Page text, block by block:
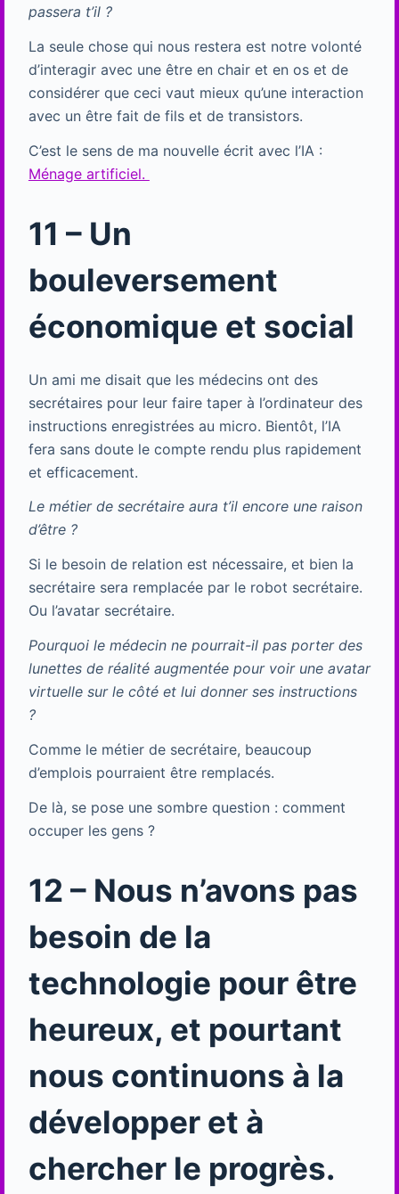
passera t’il ?
La seule chose qui nous restera est notre volonté
d’interagir avec une être en chair et en os et de
considérer que ceci vaut mieux qu’une interaction
avec un être fait de fils et de transistors.
C’est le sens de ma nouvelle écrit avec l’IA :
Ménage artificiel.
11 – Un
bouleversement
économique et social
Un ami me disait que les médecins ont des
secrétaires pour leur faire taper à l’ordinateur des
instructions enregistrées au micro. Bientôt, l’IA
fera sans doute le compte rendu plus rapidement
et efficacement.
Le métier de secrétaire aura t’il encore une raison
d’être ?
Si le besoin de relation est nécessaire, et bien la
secrétaire sera remplacée par le robot secrétaire.
Ou l’avatar secrétaire.
Pourquoi le médecin ne pourrait-il pas porter des
lunettes de réalité augmentée pour voir une avatar
virtuelle sur le côté et lui donner ses instructions
?
Comme le métier de secrétaire, beaucoup
d’emplois pourraient être remplacés.
De là, se pose une sombre question : comment
occuper les gens ?
12 – Nous n’avons pas
besoin de la
technologie pour être
heureux, et pourtant
nous continuons à la
développer et à
chercher le progrès.